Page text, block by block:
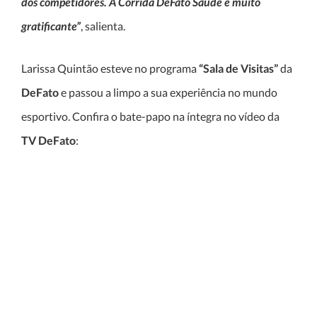
gratificante”, salienta.
Larissa Quintão esteve no programa“Sala de Visitas”da
DeFatoe passou a limpo a sua experiência no mundo
esportivo. Confira o bate-papo na íntegra no vídeo da
TV DeFato: